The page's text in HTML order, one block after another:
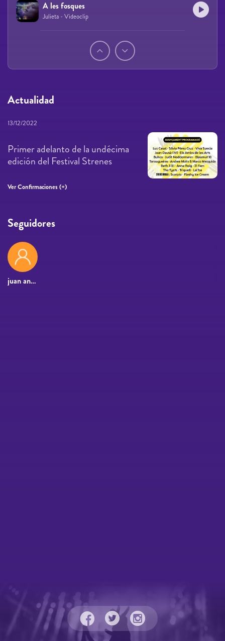
A les fosques
Julieta - Videoclip
Actualidad
13/12/2022
Primer adelanto de la undécima
edición del Festival Strenes
Ver Confirmaciones (+)
Seguidores
juan aneas